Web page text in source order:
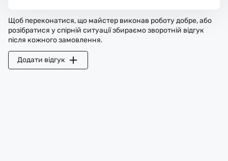
Щоб переконатися, що майстер виконав роботу добре, або
розібратися у спірній ситуації збираємо зворотній відгук
після кожного замовлення.
Додати відгук